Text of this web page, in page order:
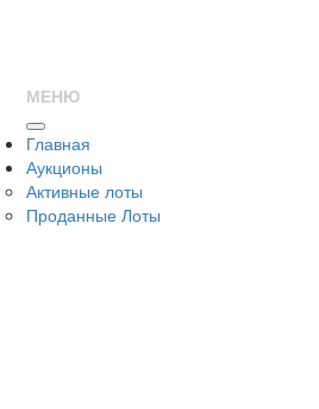
МЕНЮ
Главная
Аукционы
Активные лоты
Проданные Лоты